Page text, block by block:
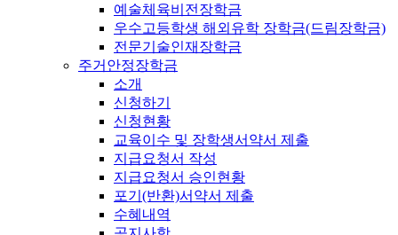
예술체육비전장학금
우수고등학생 해외유학 장학금(드림장학금)
전문기술인재장학금
주거안정장학금
소개
신청하기
신청현황
교육이수 및 장학생서약서 제출
지급요청서 작성
지급요청서 승인현황
포기(반환)서약서 제출
수혜내역